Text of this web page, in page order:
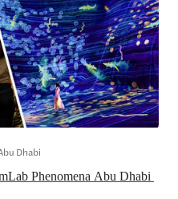
Phenomena Abu Dhabi
Dhabi